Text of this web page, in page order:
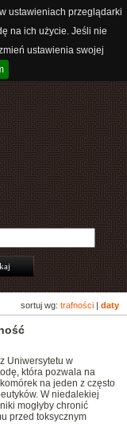
ustawieniach przeglądarki
na ich użycie. Jeśli nie
ustawienia swojej
sortuj wg: trafności daty
Uniwersytetu w
która pozwala na
na jeden z często
W niedalekiej
mogłyby chronić
przed toksycznym